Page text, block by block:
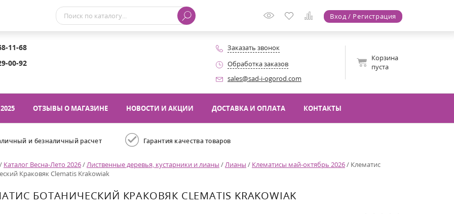
Вход / Регистрация
11-68
00-92
Заказать звонок
Обработка заказов
sales@sad-i-ogorod.com
Корзина
пуста
ОТЗЫВЫ О МАГАЗИНЕ НОВОСТИ И АКЦИИ ДОСТАВКА И ОПЛАТА КОНТАКТЫ
и безналичный расчет Гарантия качества товаров
/ Каталог Весна-Лето 2026/Лиственные деревья, кустарники и лианы /Лианы / Клематисы май-октябрь 2026/ Клематис
Краковяк Clematis Krakowiak
БОТАНИЧЕСКИЙ КРАКОВЯК CLEMATIS KRAKOWIAK